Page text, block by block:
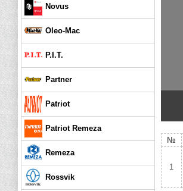
Novus
Oleo-Mac
P.I.T.
Partner
Patriot
Patriot Remeza
Remeza
Rossvik
№
1